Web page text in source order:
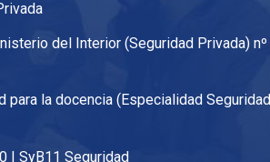
del Interior (Seguridad Privada) nº
para la docencia (Especialidad Seguridad
| SyB11 Seguridad